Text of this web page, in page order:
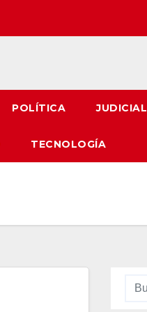
POLÍTICA JUDICIAL
TECNOLOGÍA